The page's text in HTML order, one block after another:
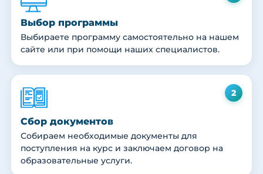
Выбор программы
Выбираете программу самостоятельно на нашем
сайте или при помощи наших специалистов.
2
Сбор документов
Собираем необходимые документы для
поступления на курс и заключаем договор на
образовательные услуги.